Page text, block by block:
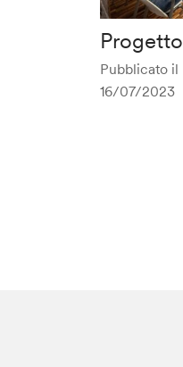
Progetto
Pubblicato il
16/07/2023